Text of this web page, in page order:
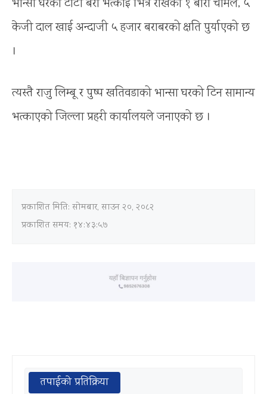
भान्सा घरको टाँटी बेरा भत्काई भित्र राखेको १ बोरा चामल, ५
केजी दाल खाई अन्दाजी ५ हजार बराबरको क्षति पुर्याएको छ
।
त्यस्तै राजु लिम्बू र पुष्प खतिवडाको भान्सा घरको टिन सामान्य
भत्काएको जिल्ला प्रहरी कार्यालयले जनाएको छ ।
प्रकाशित मिति: सोमबार, साउन २०, २०८२
प्रकाशित समय: १४:४३:५७
तपाईको प्रतिक्रिया